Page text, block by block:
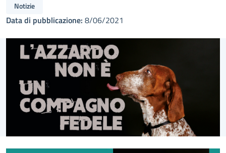
Notizie
Data di pubblicazione: 8/06/2021